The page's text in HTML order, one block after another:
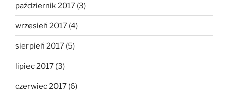
październik 2017 (3)
wrzesień 2017 (4)
sierpień 2017 (5)
lipiec 2017 (3)
czerwiec 2017 (6)